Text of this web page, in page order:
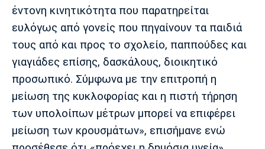
έντονη κινητικότητα που παρατηρείται
ευλόγως από γονείς που πηγαίνουν τα παιδιά
τους από και προς το σχολείο, παππούδες και
γιαγιάδες επίσης, δασκάλους, διοικητικό
προσωπικό. Σύμφωνα με την επιτροπή η
μείωση της κυκλοφορίας και η πιστή τήρηση
των υπολοίπων μέτρων μπορεί να επιφέρει
μείωση των κρουσμάτων», επισήμανε ενώ